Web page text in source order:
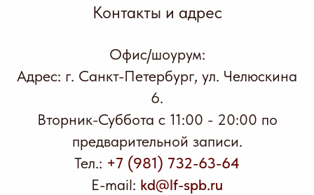
Контакты и адрес
Офис/шоурум:
Адрес: г. Санкт-Петербург, ул. Челюскина
6.
Вторник-Суббота с 11:00 - 20:00 по
предварительной записи.
Тел.: +7 (981) 732-63-64
E-mail: kd@lf-spb.ru